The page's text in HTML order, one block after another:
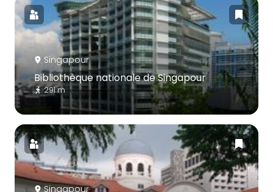
Singapour
Bibliothèque nationale de Singapour
291 m
Singapour